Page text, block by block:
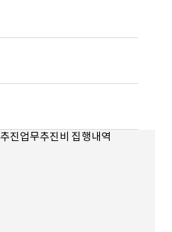
진업무추진비 집행내역